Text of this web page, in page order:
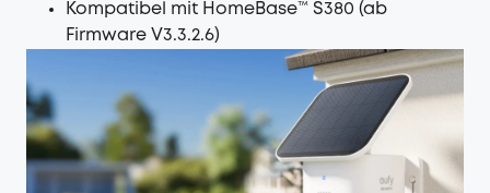
Kompatibel mit HomeBase™ S380 (ab
Firmware V3.3.2.6)